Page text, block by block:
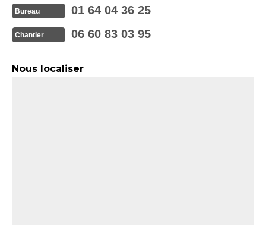
Bureau 01 64 04 36 25
Chantier 06 60 83 03 95
Nous localiser